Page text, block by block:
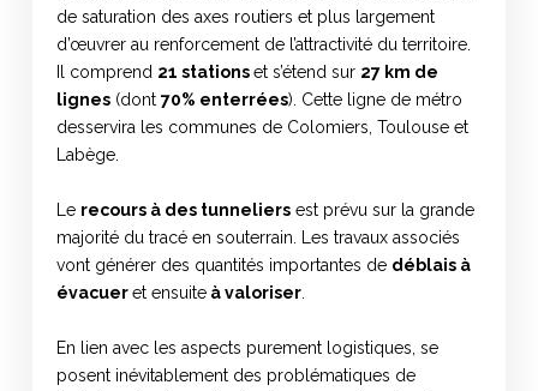
de saturation des axes routiers et plus largement
d’œuvrer au renforcement de l’attractivité du territoire.
Il comprend 21 stationset s’étend sur 27 km de
lignes(dont 70% enterrées). Cette ligne de métro
desservira les communes de Colomiers, Toulouse et
Labège.
Le recours à des tunneliersest prévu sur la grande
majorité du tracé en souterrain. Les travaux associés
vont générer des quantités importantes de déblais à
évacueret ensuiteà valoriser.
En lien avec les aspects purement logistiques, se
posent inévitablement des problématiques de